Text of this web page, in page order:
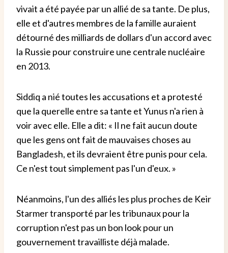
vivait a été payée par un allié de sa tante. De plus,
elle et d'autres membres de la famille auraient
détourné des milliards de dollars d'un accord avec
la Russie pour construire une centrale nucléaire
en 2013.
Siddiq a nié toutes les accusations et a protesté
que la querelle entre sa tante et Yunus n'a rien à
voir avec elle. Elle a dit: « Il ne fait aucun doute
que les gens ont fait de mauvaises choses au
Bangladesh, et ils devraient être punis pour cela.
Ce n'est tout simplement pas l'un d'eux. »
Néanmoins, l'un des alliés les plus proches de Keir
Starmer transporté par les tribunaux pour la
corruption n'est pas un bon look pour un
gouvernement travailliste déjà malade.